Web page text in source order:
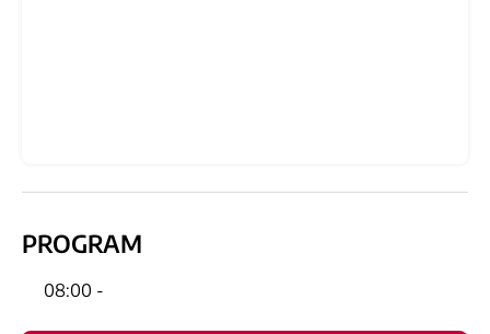
PROGRAM
08:00 -